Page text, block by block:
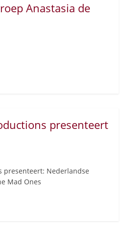
Anastasia de
presenteert
presenteert: Nederlandse
Mad Ones